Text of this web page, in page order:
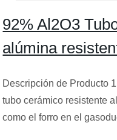
92% Al2O3
alúmina
Descripción de Producto
tubo cerámico resistente
como el forro en el